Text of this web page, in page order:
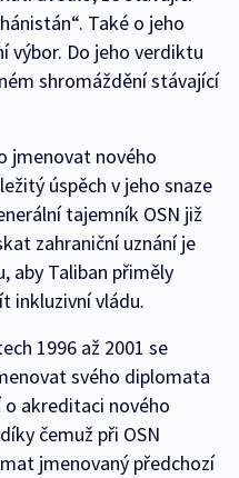
Také o jeho
výbor. Do jeho verdiktu
shromáždění stávající
jmenovat nového
úspěch v jeho snaze
tajemník OSN již
zahraniční uznání je
aby Taliban přiměly
inkluzivní vládu.
1996 až 2001 se
svého diplomata
o akreditaci nového
čemuž při OSN
jmenovaný předchozí